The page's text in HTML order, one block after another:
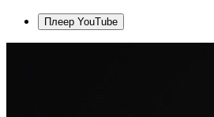
Плеер YouTube